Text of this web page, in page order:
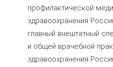
профилактической
здравоохранения
главный внештатный
и общей врачебной
здравоохранения